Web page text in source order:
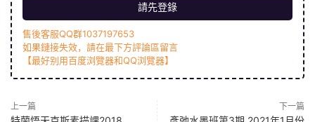
請先登錄
售後客服QQ群1037197653
如果鏈接失效，請在最下方評論區留言
【最好别用百度浏覽器和QQ浏覽器】
上一篇 下一篇